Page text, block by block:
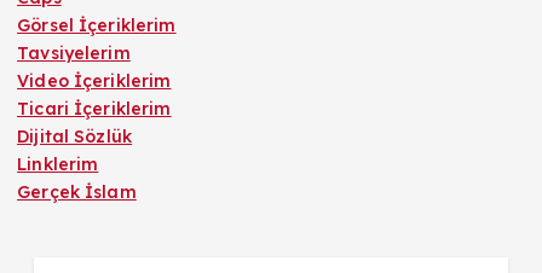
Görsel İçeriklerim
Tavsiyelerim
Video İçeriklerim
Ticari İçeriklerim
Dijital Sözlük
Linklerim
Gerçek İslam